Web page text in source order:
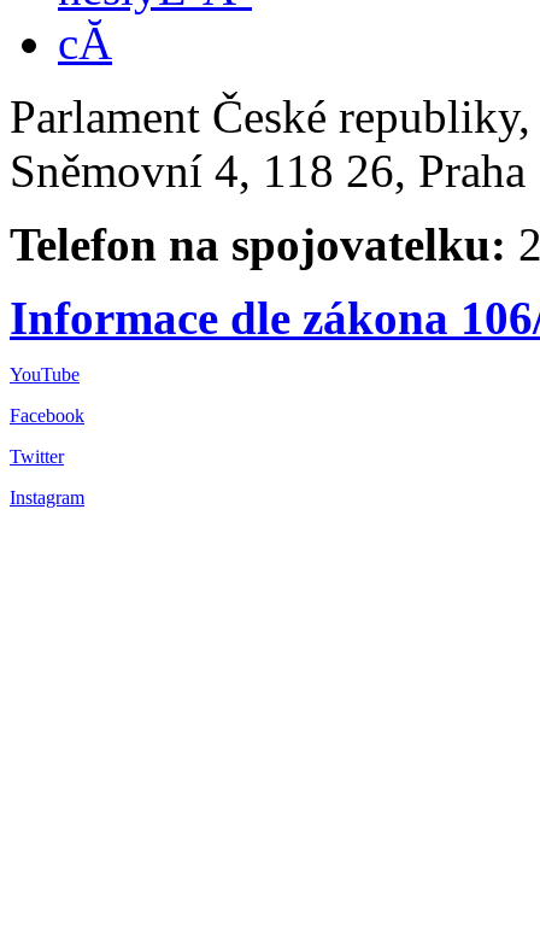
Parlament České
Sněmovní 4, 118 26,
Telefon na spojovatelku:
Informace dle zákona
YouTube
Facebook
Twitter
Instagram